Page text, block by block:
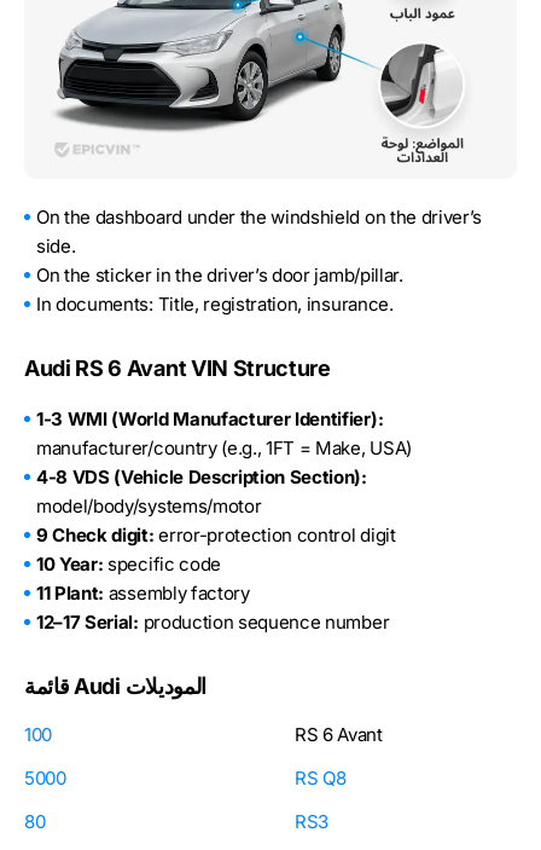
On the dashboard under the windshield on the driver’s
side.
On the sticker in the driver’s door jamb/pillar.
In documents: Title, registration, insurance.
Audi RS 6 Avant VIN Structure
1-3 WMI (World Manufacturer Identifier):
manufacturer/country (e.g., 1FT = Make, USA)
4-8 VDS (Vehicle Description Section):
model/body/systems/motor
9 Check digit: error-protection control digit
10 Year: specific code
11 Plant: assembly factory
12–17 Serial: production sequence number
قائمة Audi الموديلات
100
5000
80
RS 6 Avant
RS Q8
RS3